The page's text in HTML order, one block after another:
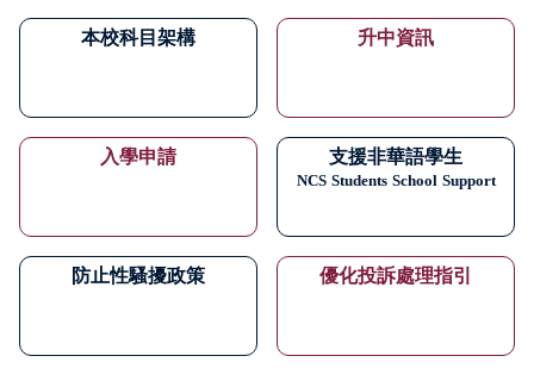
本校科目架構 升中資訊
入學申請 支援非華語學生
NCS Students School Support
防止性騷擾政策 優化投訴處理指引